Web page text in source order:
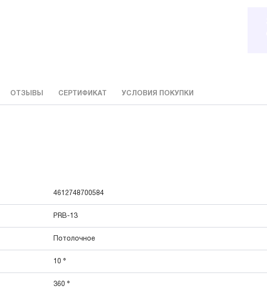
ОТЗЫВЫ СЕРТИФИКАТ УСЛОВИЯ ПОКУПКИ
4612748700584
PRB-13
Потолочное
10 °
360 °